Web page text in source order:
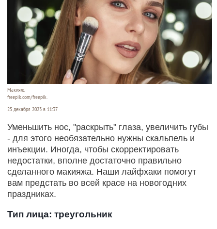
Макияж.
freepik.com/freepik.
25 декабря 2023 в 11:37
Уменьшить нос, "раскрыть" глаза, увеличить губы
- для этого необязательно нужны скальпель и
инъекции. Иногда, чтобы скорректировать
недостатки, вполне достаточно правильно
сделанного макияжа. Наши лайфхаки помогут
вам предстать во всей красе на новогодних
праздниках.
Тип лица: треугольник